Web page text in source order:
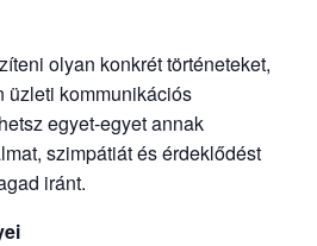
olyan konkrét történeteket,
üzleti kommunikációs
egyet-egyet annak
szimpátiát és érdeklődést
iránt.